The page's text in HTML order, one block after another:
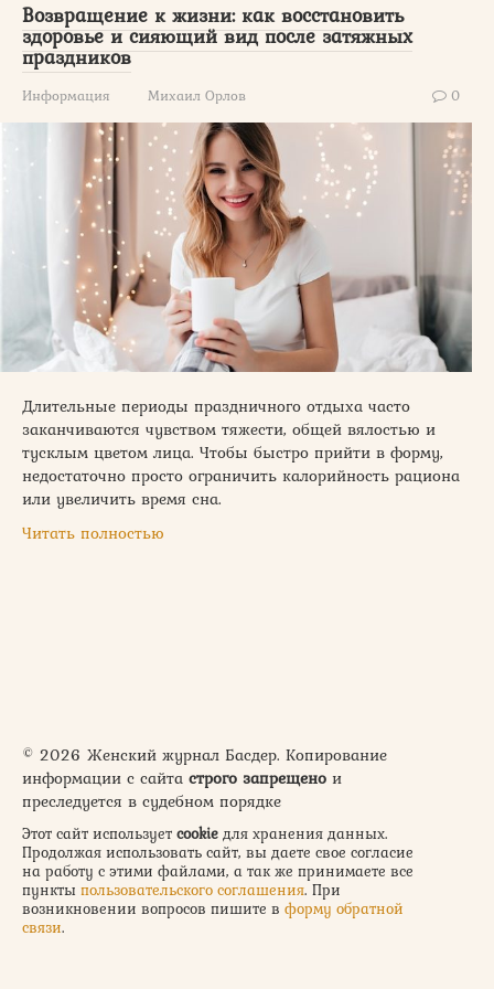
Возвращение к жизни: как восстановить
здоровье и сияющий вид после затяжных
праздников
Информация Михаил Орлов 0
Длительные периоды праздничного отдыха часто
заканчиваются чувством тяжести, общей вялостью и
тусклым цветом лица. Чтобы быстро прийти в форму,
недостаточно просто ограничить калорийность рациона
или увеличить время сна.
Читать полностью
© 2026 Женский журнал Басдер. Копирование
информации с сайта строго запрещено и
преследуется в судебном порядке
Этот сайт использует cookie для хранения данных.
Продолжая использовать сайт, вы даете свое согласие
на работу с этими файлами, а так же принимаете все
пункты пользовательского соглашения. При
возникновении вопросов пишите в форму обратной
связи.